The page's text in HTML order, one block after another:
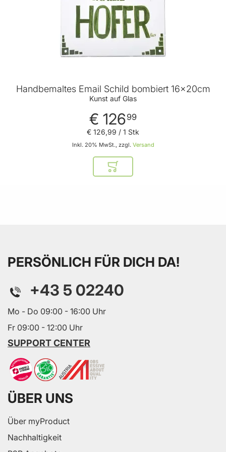
Handbemaltes Email Schild bombiert 16x20cm
Kunst auf Glas
€ 12699
Inkl. 20% MwSt., zzgl. Versand
€ 126,99 / 1 Stk
In den Warenkorb
PERSÖNLICH FÜR DICH DA!
+43 5 02240
Mo - Do 09:00 - 16:00 Uhr
Fr 09:00 - 12:00 Uhr
SUPPORT CENTER
ÜBER UNS
Über myProduct
Nachhaltigkeit